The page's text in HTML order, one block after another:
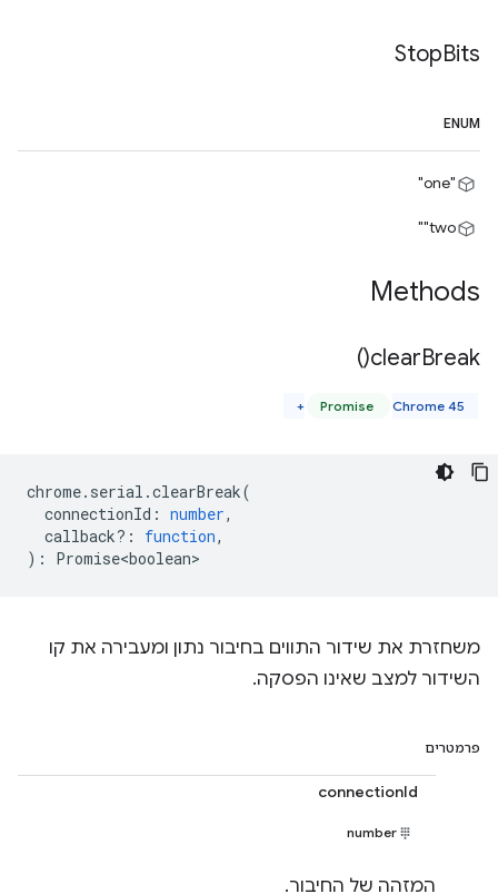
StopBits
ENUM
"one"
‎"two"
Methods
clearBreak(
)
Promise Chrome 45+
chrome. serial .clearBreak(
connectionId : number,
callback? : function,
) : Promise<boolean>
משחזרת את שידור התווים בחיבור נתון ומעבירה את קו
השידור למצב שאינו הפסקה.
פרמטרים
connectionId
number
המזהה של החיבור.